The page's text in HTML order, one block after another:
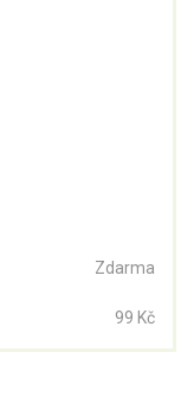
Zdarma
99 Kč